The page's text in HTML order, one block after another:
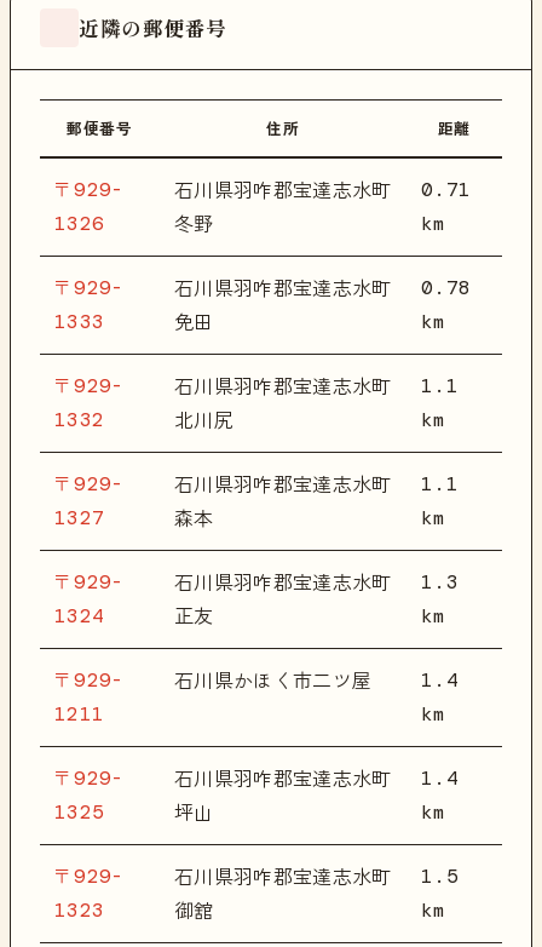
近隣の郵便番号
郵便番号 住所 距離
〒929-
1326
石川県羽咋郡宝達志水町
冬野
0.71
km
〒929-
1333
石川県羽咋郡宝達志水町
免田
0.78
km
〒929-
1332
石川県羽咋郡宝達志水町
北川尻
1.1
km
〒929-
1327
石川県羽咋郡宝達志水町
森本
1.1
km
〒929-
1324
石川県羽咋郡宝達志水町
正友
1.3
km
〒929-
1211
石川県かほく市二ツ屋
1.4
km
〒929-
1325
石川県羽咋郡宝達志水町
坪山
1.4
km
〒929-
1323
石川県羽咋郡宝達志水町
御舘
1.5
km